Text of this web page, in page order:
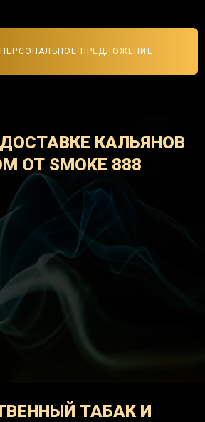
ПРЕДЛОЖЕНИЕ
КАЛЬЯНОВ
ОТ SMOKE 888
ТАБАК И